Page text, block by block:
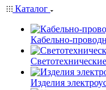
Каталог
Кабельно-
Изделия